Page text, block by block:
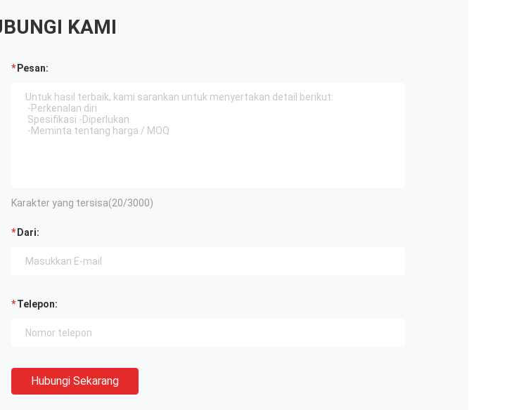
KAMI
Pesan:
Karakter yang tersisa(20/3000)
Dari:
Telepon:
Hubungi Sekarang